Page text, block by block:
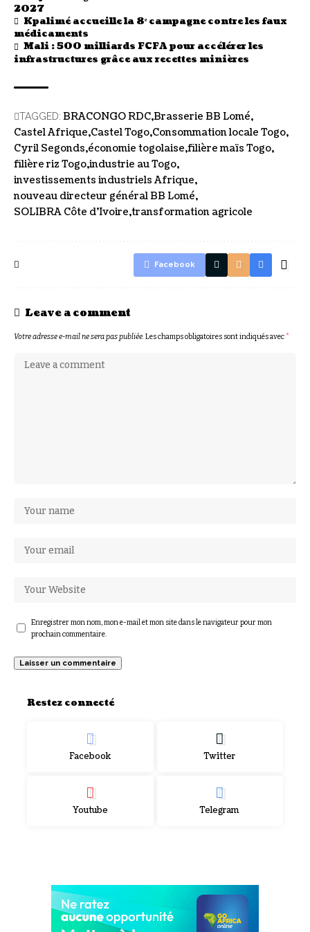
2027
Kpalimé accueille la 8ᵉ campagne contre les faux
médicaments
Mali : 500 milliards FCFA pour accélérer les
infrastructures grâce aux recettes minières
TAGGED: BRACONGO RDC Brasserie BB Lomé
Castel Afrique Castel Togo Consommation locale Togo
Cyril Segonds économie togolaise filière maïs Togo
filière riz Togo industrie au Togo
investissements industriels Afrique
nouveau directeur général BB Lomé
SOLIBRA Côte d’Ivoire transformation agricole
Facebook
Leave a comment
Votre adresse e-mail ne sera pas publiée. Les champs obligatoires sont indiqués avec*
Enregistrer mon nom, mon e-mail et mon site dans le navigateur pour mon
prochain commentaire.
Restez connecté
Facebook Twitter
Youtube Telegram